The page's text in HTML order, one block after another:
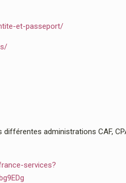
et-passeport/
différentes administrations CAF,
services?